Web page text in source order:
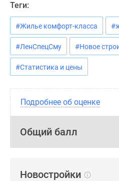
Теги:
#Жилье комфорт-класса
#ЛенСпецСму #Новое
#Статистика и цены
Подробнее об оценке
Общий балл
Новостройки